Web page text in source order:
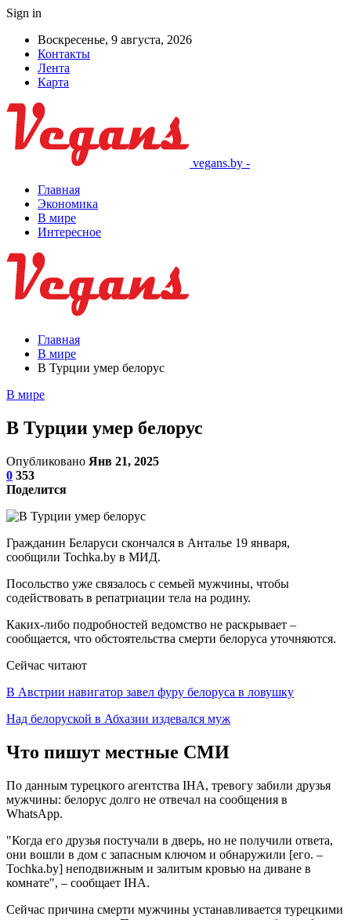
Sign in
Воскресенье, 9 августа, 2026
Контакты
Лента
Карта
vegans.by -
Главная
Экономика
В мире
Интересное
Главная
В мире
В Турции умер белорус
В мире
В Турции умер белорус
Опубликовано Янв 21, 2025
0 353
Поделится
Гражданин Беларуси скончался в Анталье 19 января,
сообщили Tochka.by в МИД.
Посольство уже связалось с семьей мужчины, чтобы
содействовать в репатриации тела на родину.
Каких-либо подробностей ведомство не раскрывает –
сообщается, что обстоятельства смерти белоруса уточняются.
Сейчас читают
В Австрии навигатор завел фуру белоруса в ловушку
Над белоруской в Абхазии издевался муж
Что пишут местные СМИ
По данным турецкого агентства IHA, тревогу забили друзья
мужчины: белорус долго не отвечал на сообщения в
WhatsApp.
"Когда его друзья постучали в дверь, но не получили ответа,
они вошли в дом с запасным ключом и обнаружили [его. –
Tochka.by] неподвижным и залитым кровью на диване в
комнате", – сообщает IHA.
Сейчас причина смерти мужчины устанавливается турецкими